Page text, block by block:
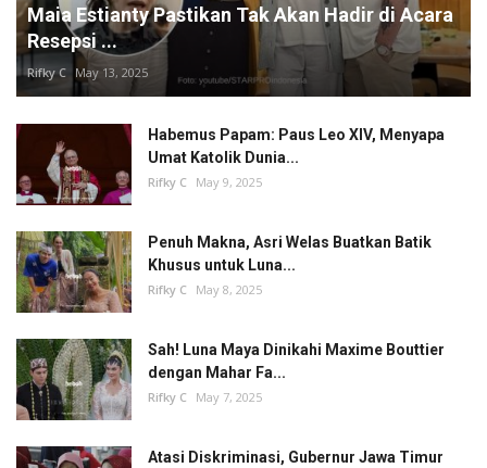
Maia Estianty Pastikan Tak Akan Hadir di Acara
Resepsi ...
Rifky C May 13, 2025
Habemus Papam: Paus Leo XIV, Menyapa
Umat Katolik Dunia...
Rifky C May 9, 2025
Penuh Makna, Asri Welas Buatkan Batik
Khusus untuk Luna...
Rifky C May 8, 2025
Sah! Luna Maya Dinikahi Maxime Bouttier
dengan Mahar Fa...
Rifky C May 7, 2025
Atasi Diskriminasi, Gubernur Jawa Timur